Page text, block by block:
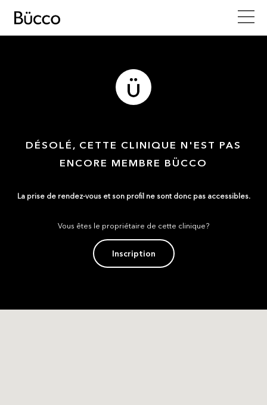
DÉSOLÉ, CETTE CLINIQUE N'EST PAS
ENCORE MEMBRE BÜCCO
La prise de rendez-vous et son profil ne sont donc pas accessibles.
Vous êtes le propriétaire de cette clinique?
Inscription